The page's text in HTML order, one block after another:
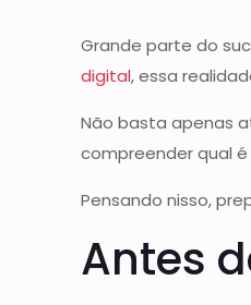
Grande parte do
digital, essa
Não basta apenas
compreender qual
Pensando nisso,
Antes